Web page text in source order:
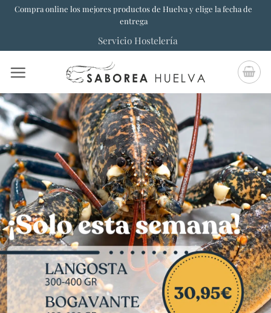
SaltarCompra online los mejores productos de Huelva y elige la fecha de
entrega
Servicio Hostelería